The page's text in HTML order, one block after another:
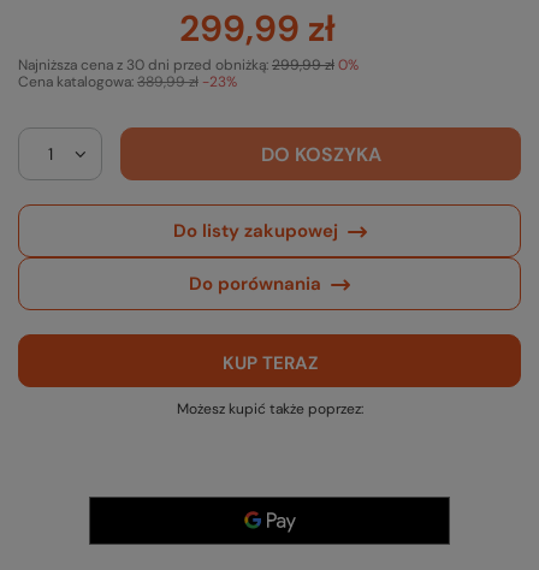
299,99 zł
Cena katalogowa:389,99 zł -23%
Najniższa cena z 30 dni przed obniżką:299,99 zł0%
DO KOSZYKA
Do listy zakupowej
Do porównania
KUP TERAZ
Możesz kupić także poprzez: